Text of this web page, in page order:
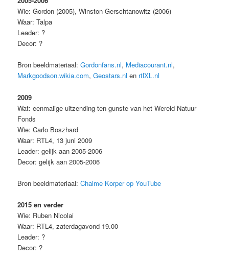
Wie: Gordon (2005), Winston Gerschtanowitz (2006)
Waar: Talpa
Leader: ?
Decor: ?
Bron beeldmateriaal:Gordonfans.nl, Mediacourant.nl,
Markgoodson.wikia.com,Geostars.nl en rtlXL.nl
2009
Wat: eenmalige uitzending ten gunste van het Wereld Natuur
Fonds
Wie: Carlo Boszhard
Waar: RTL4, 13 juni 2009
Leader: gelijk aan 2005-2006
Decor: gelijk aan 2005-2006
Bron beeldmateriaal:Chaime Korper op YouTube
2015 en verder
Wie: Ruben Nicolai
Waar: RTL4, zaterdagavond 19.00
Leader: ?
Decor: ?